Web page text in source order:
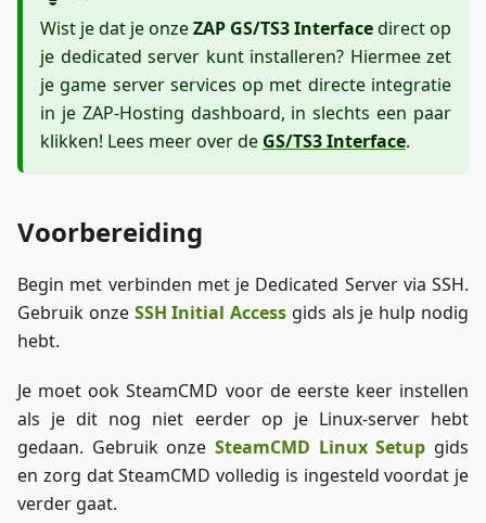
Wist je dat je onzeZAP GS/TS3 Interfacedirect op
je dedicated server kunt installeren? Hiermee zet
je game server services op met directe integratie
in je ZAP-Hosting dashboard, in slechts een paar
klikken! Lees meer over de GS/TS3 Interface.
Voorbereiding
Begin met verbinden met je Dedicated Server via SSH.
Gebruik onze SSH Initial Access gids als je hulp nodig
hebt.
Je moet ook SteamCMD voor de eerste keer instellen
als je dit nog niet eerder op je Linux-server hebt
gedaan. Gebruik onze SteamCMD Linux Setup gids
en zorg dat SteamCMD volledig is ingesteld voordat je
verder gaat.